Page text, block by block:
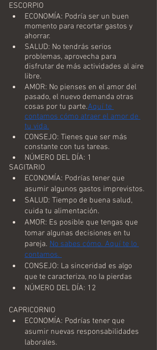
ESCORPIO
ECONOMÍA: Podría ser un buen
momento para recortar gastos y
ahorrar.
SALUD: No tendrás serios
problemas, aprovecha para
disfrutar de más actividades al aire
libre.
AMOR: No pienses en el amor del
pasado, el nuevo demanda otras
cosas por tu parte.Aquí te
contamos cómo atraer el amor de
tu vida.
CONSEJO: Tienes que ser más
constante con tus tareas.
NÚMERO DEL DÍA: 1
SAGITARIO
ECONOMÍA: Podrías tener que
asumir algunos gastos imprevistos.
SALUD: Tiempo de buena salud,
cuida tu alimentación.
AMOR: Es posible que tengas que
tomar algunas decisiones en tu
pareja. No sabes cómo. Aquí te lo
contamos.
CONSEJO: La sinceridad es algo
que te caracteriza, no la pierdas
NÚMERO DEL DÍA: 12
CAPRICORNIO
ECONOMÍA: Podrías tener que
asumir nuevas responsabilidades
laborales.